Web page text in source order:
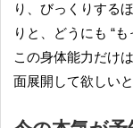
り、びっくりする
りと、どうにも “
この身体能力だけ
面展開して欲しいと